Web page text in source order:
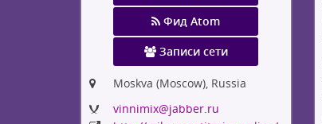
Фид Atom
Записи сети
Moskva (Moscow), Russia
vinnimix@jabber.ru